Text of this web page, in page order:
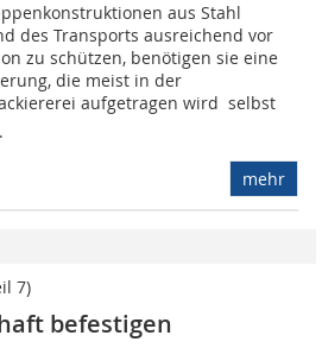
aus Stahl
des Transports ausreichend vor
zu schützen, benötigen sie eine
die meist in der
aufgetragen wird  selbst
mehr
7)
befestigen